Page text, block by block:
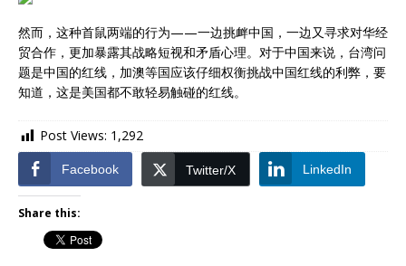
然而，这种首鼠两端的行为——一边挑衅中国，一边又寻求对华经
贸合作，更加暴露其战略短视和矛盾心理。对于中国来说，台湾问
题是中国的红线，加澳等国应该仔细权衡挑战中国红线的利弊，要
知道，这是美国都不敢轻易触碰的红线。
Post Views: 1,292
Facebook Twitter/X LinkedIn
Share this: